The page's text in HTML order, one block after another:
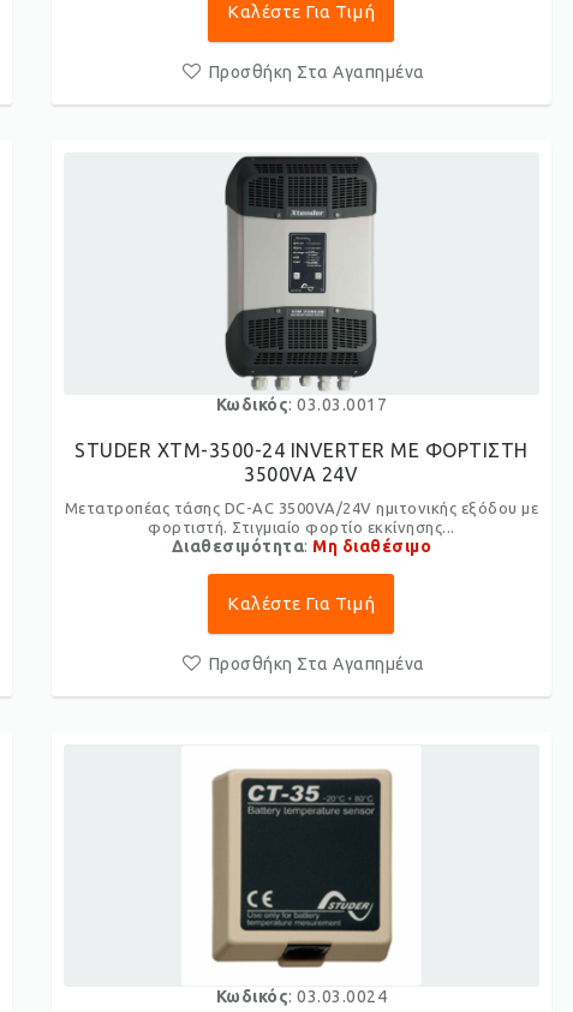
Καλέστε Για Τιμή
Προσθήκη Στα Αγαπημένα
Κωδικός: 03.03.0017
STUDER XTM-3500-24 INVERTER ME ΦΟΡΤΙΣΤΗ
3500VA 24V
Μετατροπέας τάσης DC-AC 3500VA/24V ημιτονικής εξόδου με
φορτιστή. Στιγμιαίο φορτίο εκκίνησης...
Διαθεσιμότητα: Μη διαθέσιμο
Καλέστε Για Τιμή
Προσθήκη Στα Αγαπημένα
Κωδικός: 03.03.0024